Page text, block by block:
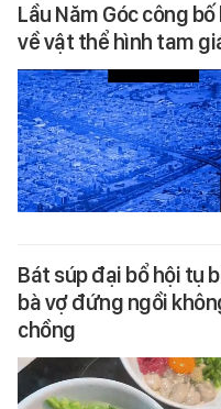
Lầu Năm Góc công
về vật thể hình tam
Bát súp đại bổ hội tụ
bà vợ đứng ngồi
chồng